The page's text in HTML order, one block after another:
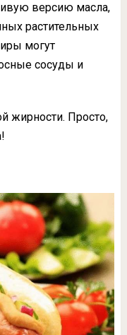
версию масла,
растительных
могут
сосуды и
жирности. Просто,